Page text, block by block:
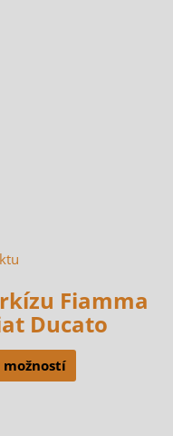
Fiamma
Ducato
možností